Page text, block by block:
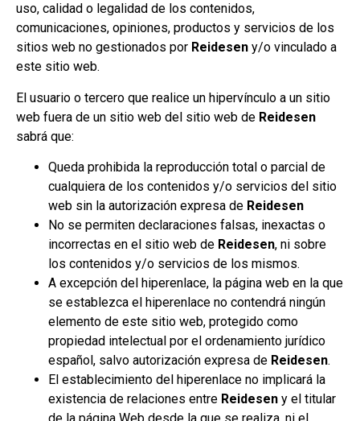
uso, calidad o legalidad de los contenidos,
comunicaciones, opiniones, productos y servicios de los
sitios web no gestionados por Reidesen y/o vinculado a
este sitio web.
El usuario o tercero que realice un hipervínculo a un sitio
web fuera de un sitio web del sitio web de Reidesen
sabrá que:
Queda prohibida la reproducción total o parcial de
cualquiera de los contenidos y/o servicios del sitio
web sin la autorización expresa de Reidesen
No se permiten declaraciones falsas, inexactas o
incorrectas en el sitio web de Reidesen, ni sobre
los contenidos y/o servicios de los mismos.
A excepción del hiperenlace, la página web en la que
se establezca el hiperenlace no contendrá ningún
elemento de este sitio web, protegido como
propiedad intelectual por el ordenamiento jurídico
español, salvo autorización expresa de Reidesen.
El establecimiento del hiperenlace no implicará la
existencia de relaciones entre Reidesen y el titular